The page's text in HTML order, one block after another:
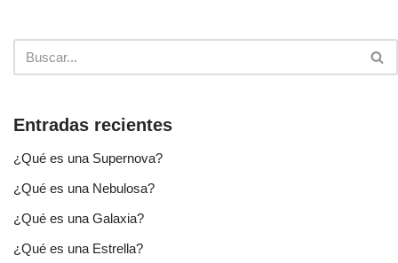
Entradas recientes
¿Qué es una Supernova?
¿Qué es una Nebulosa?
¿Qué es una Galaxia?
¿Qué es una Estrella?